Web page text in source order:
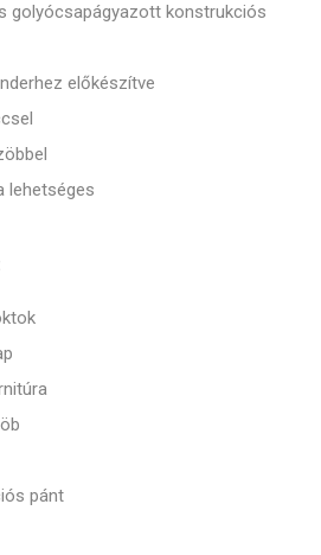
golyócsapágyazott konstrukciós
előkészítve
lehetséges
pánt